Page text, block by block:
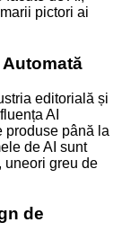
pictori ai
editorială și
AI
produse până la
de AI sunt
uneori greu de
de